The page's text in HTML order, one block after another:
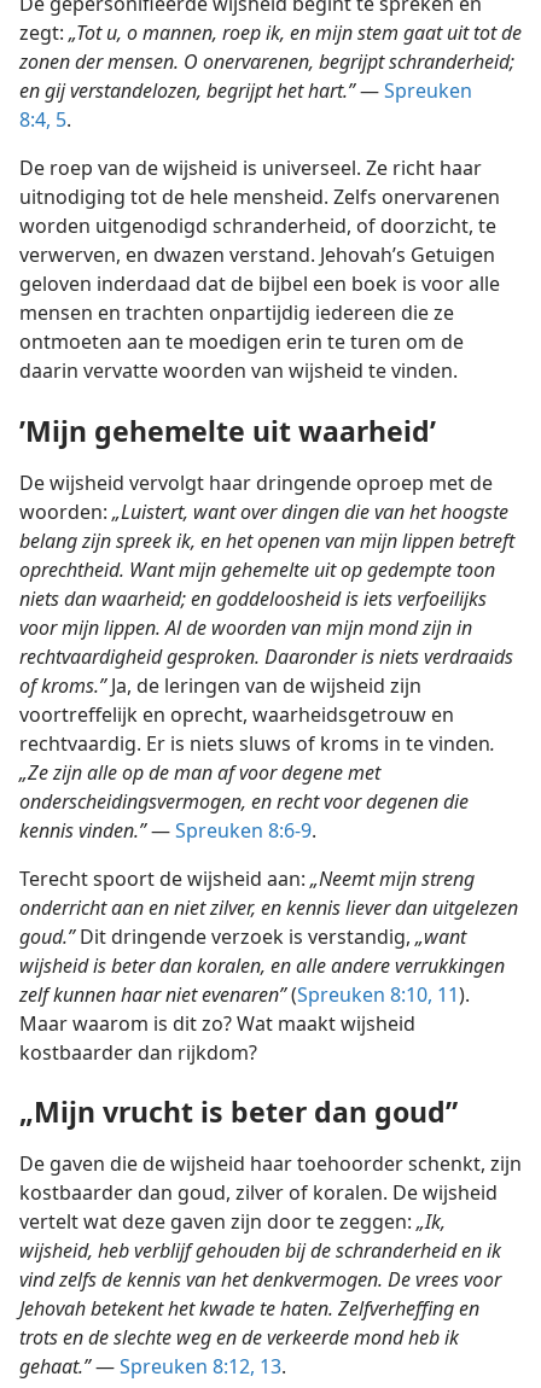
zegt:„Tot u, o mannen, roep ik, en mijn stem gaat uit tot de
zonen der mensen. O onervarenen, begrijpt schranderheid;
en gij verstandelozen, begrijpt het hart.”—Spreuken
8:4, 5.
De roep van de wijsheid is universeel. Ze richt haar
uitnodiging tot de hele mensheid. Zelfs onervarenen
worden uitgenodigd schranderheid, of doorzicht, te
verwerven, en dwazen verstand. Jehovah’s Getuigen
geloven inderdaad dat de bijbel een boek is voor alle
mensen en trachten onpartijdig iedereen die ze
ontmoeten aan te moedigen erin te turen om de
daarin vervatte woorden van wijsheid te vinden.
’Mijn gehemelte uit waarheid’
De wijsheid vervolgt haar dringende oproep met de
woorden: „Luistert, want over dingen die van het hoogste
belang zijn spreek ik, en het openen van mijn lippen betreft
oprechtheid. Want mijn gehemelte uit op gedempte toon
niets dan waarheid; en goddeloosheid is iets verfoeilijks
voor mijn lippen. Al de woorden van mijn mond zijn in
rechtvaardigheid gesproken. Daaronder is niets verdraaids
of kroms.”Ja, de leringen van de wijsheid zijn
voortreffelijk en oprecht, waarheidsgetrouw en
rechtvaardig. Er is niets sluws of kroms in te vinden.
„Ze zijn alle op de man af voor degene met
onderscheidingsvermogen, en recht voor degenen die
kennis vinden.”—Spreuken 8:6-9.
Terecht spoort de wijsheid aan: „Neemt mijn streng
onderricht aan en niet zilver, en kennis liever dan uitgelezen
goud.”Dit dringende verzoek is verstandig, „want
wijsheid is beter dan koralen, en alle andere verrukkingen
zelf kunnen haar niet evenaren”(Spreuken 8:10, 11).
Maar waarom is dit zo? Wat maakt wijsheid
kostbaarder dan rijkdom?
„Mijn vrucht is beter dan goud”
De gaven die de wijsheid haar toehoorder schenkt, zijn
kostbaarder dan goud, zilver of koralen. De wijsheid
vertelt wat deze gaven zijn door te zeggen: „Ik,
wijsheid, heb verblijf gehouden bij de schranderheid en ik
vind zelfs de kennis van het denkvermogen. De vrees voor
Jehovah betekent het kwade te haten. Zelfverheffing en
trots en de slechte weg en de verkeerde mond heb ik
gehaat.”—Spreuken 8:12, 13.